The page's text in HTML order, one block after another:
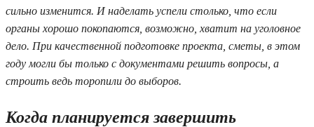
сильно изменится. И наделать успели столько, что если
органы хорошо покопаются, возможно, хватит на уголовное
дело. При качественной подготовке проекта, сметы, в этом
году могли бы только с документами решить вопросы, а
строить ведь торопили до выборов.
Когда планируется завершить